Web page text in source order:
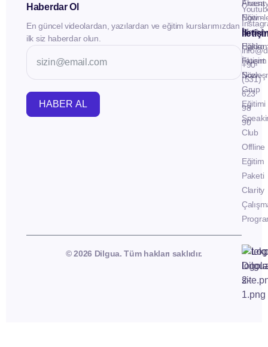
Haberdar Ol
En güncel videolardan, yazılardan ve eğitim kurslarımızdan
ilk siz haberdar olun.
HABER AL
İletişim
Fluent
Now -
Birebir
Eğitim
Fluent
Now -
Grup
Eğitimi
Club
Offline
Eğitim
Paketi
Clarity
+90
(531)
623
98
90
© 2026 Dilgua. Tüm hakları saklıdır.